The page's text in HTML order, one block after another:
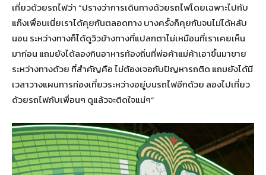
เที่ยวด้วยรถไฟว่า “ปรางว่าการเดินทางด้วยรถไฟโดยเฉพาะไปกับ
แก๊งเพื่อนเนี่ยเราได้คุยกันตลอดทาง บางครั้งก็คุยกันจนไม่ได้หลับ
นอน ระหว่างทางก็ได้ดูวิวข้างทางที่แปลกตาไม่เหมือนที่เราเคยเห็น
มาก่อน แถมยังได้ลองกินอาหารท้องถิ่นที่พ่อค้าแม่ค้าเอาขึ้นมาขาย
ระหว่างทางด้วย ที่สำคัญคือ ไม่ต้องเจอกับปัญหารถติด แถมยังได้มี
เวลาวางแผนการท่องเที่ยวระหว่างอยู่บนรถไฟอีกด้วย ลองไปเที่ยว
ด้วยรถไฟกับเพื่อนๆ ดูแล้วจะติดใจแน่ๆ”